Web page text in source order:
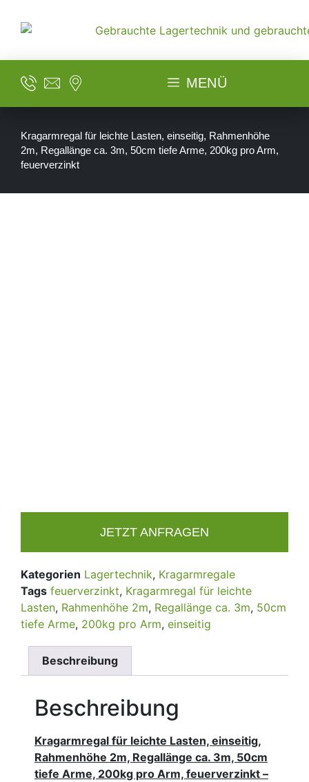
MENÜ
Kragarmregal für leichte Lasten, einseitig, Rahmenhöhe
2m, Regallänge ca. 3m, 50cm tiefe Arme, 200kg pro Arm,
feuerverzinkt
JETZT ANFRAGEN
Kategorien Lagertechnik, Kragarmregale
Tags feuerverzinkt, Kragarmregal für leichte
Lasten, Rahmenhöhe 2m, Regallänge ca. 3m, 50cm
tiefe Arme, 200kg pro Arm, einseitig
Beschreibung
Beschreibung
Kragarmregal für leichte Lasten, einseitig,
Rahmenhöhe 2m, Regallänge ca. 3m, 50cm
tiefe Arme, 200kg pro Arm, feuerverzinkt –